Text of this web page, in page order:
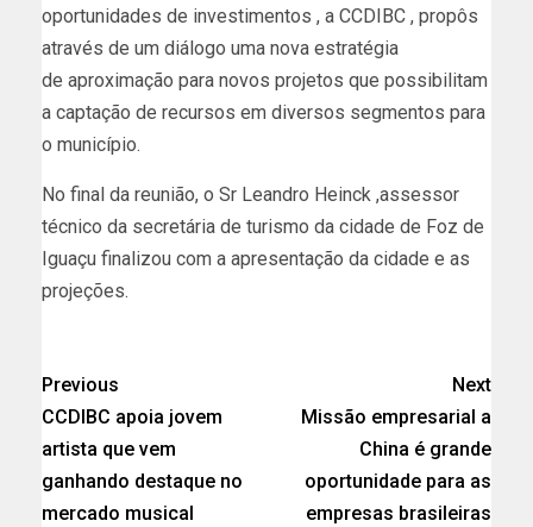
oportunidades de investimentos , a CCDIBC , propôs
através de um diálogo uma nova estratégia
de aproximação para novos projetos que possibilitam
a captação de recursos em diversos segmentos para
o município.
No final da reunião, o Sr Leandro Heinck ,assessor
técnico da secretária de turismo da cidade de Foz de
Iguaçu finalizou com a apresentação da cidade e as
projeções.
Previous
CCDIBC apoia jovem
artista que vem
ganhando destaque no
mercado musical
Next
Missão empresarial a
China é grande
oportunidade para as
empresas brasileiras